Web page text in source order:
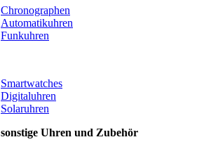
Chronographen
Automatikuhren
Funkuhren
Smartwatches
Digitaluhren
Solaruhren
sonstige Uhren und Zubehör